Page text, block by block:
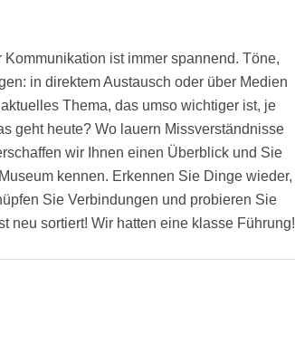
ist immer spannend. Töne,
in direktem Austausch oder über Medien
Thema, das umso wichtiger ist, je
geht heute? Wo lauern Missverständnisse
wir Ihnen einen Überblick und Sie
kennen. Erkennen Sie Dinge wieder,
Sie Verbindungen und probieren Sie
neu sortiert! Wir hatten eine klasse Führung!